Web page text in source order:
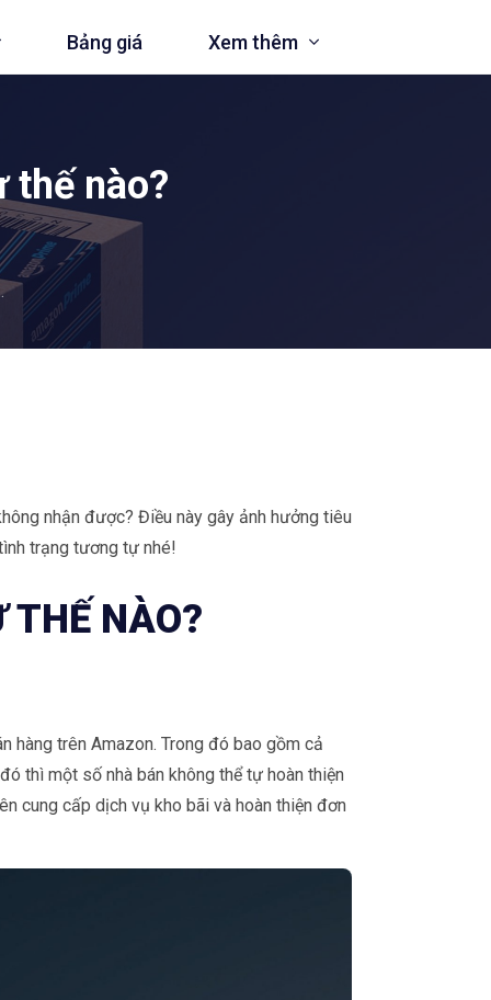
Bảng giá Xem thêm
trên Amazon
doanh nghiệp
thế nào?
nhận được? Điều này gây ảnh hưởng tiêu
trạng tương tự nhé!
THẾ NÀO?
hàng trên Amazon. Trong đó bao gồm cả
thì một số nhà bán không thể tự hoàn thiện
cung cấp dịch vụ kho bãi và hoàn thiện đơn